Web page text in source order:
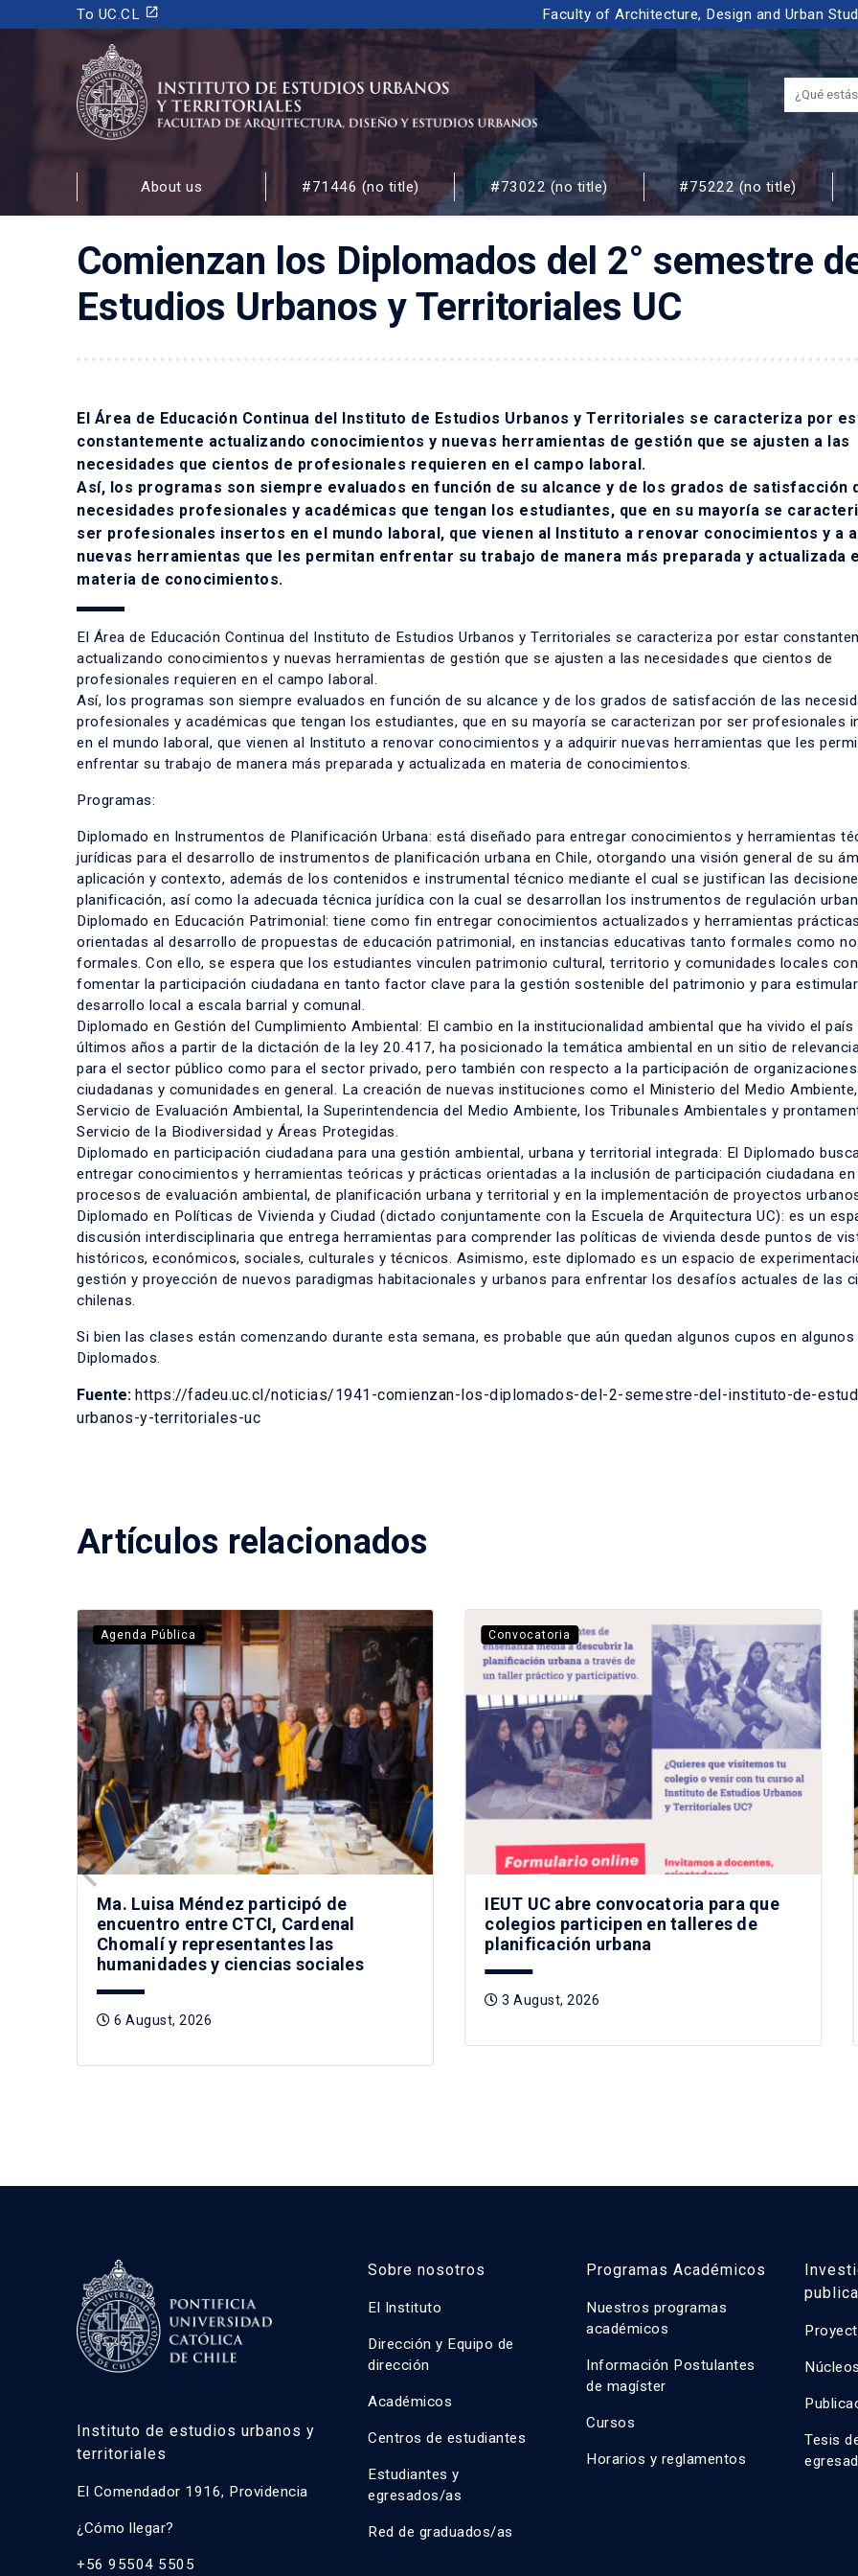
To UC.CL launch Faculty of Architecture, Design and Urban
INSTITUTO DE ESTUDIOS URBANOS
Y TERRITORIALES
FACULTAD DE ARQUITECTURA, DISEÑO Y ESTUDIOS URBANOS
About us #71446 (no title) #73022 (no title) #75222 (no title)
Comienzan los Diplomados del 2° semestre
Estudios Urbanos y Territoriales UC
El Área de Educación Continua del Instituto de Estudios Urbanos y Territoriales se caracteriza por
constantemente actualizando conocimientos y nuevas herramientas de gestión que se ajusten a las
necesidades que cientos de profesionales requieren en el campo laboral.
Así, los programas son siempre evaluados en función de su alcance y de los grados de satisfacción
necesidades profesionales y académicas que tengan los estudiantes, que en su mayoría se
ser profesionales insertos en el mundo laboral, que vienen al Instituto a renovar conocimientos y a
nuevas herramientas que les permitan enfrentar su trabajo de manera más preparada y actualizada
materia de conocimientos.
El Área de Educación Continua del Instituto de Estudios Urbanos y Territoriales se caracteriza por estar
actualizando conocimientos y nuevas herramientas de gestión que se ajusten a las necesidades que cientos de
profesionales requieren en el campo laboral.
Así, los programas son siempre evaluados en función de su alcance y de los grados de satisfacción de las
profesionales y académicas que tengan los estudiantes, que en su mayoría se caracterizan por ser profesionales
en el mundo laboral, que vienen al Instituto a renovar conocimientos y a adquirir nuevas herramientas que les
enfrentar su trabajo de manera más preparada y actualizada en materia de conocimientos.
Programas:
Diplomado en Instrumentos de Planificación Urbana: está diseñado para entregar conocimientos y herramientas
jurídicas para el desarrollo de instrumentos de planificación urbana en Chile, otorgando una visión general de su
aplicación y contexto, además de los contenidos e instrumental técnico mediante el cual se justifican las
planificación, así como la adecuada técnica jurídica con la cual se desarrollan los instrumentos de regulación
Diplomado en Educación Patrimonial: tiene como fin entregar conocimientos actualizados y herramientas prácticas
orientadas al desarrollo de propuestas de educación patrimonial, en instancias educativas tanto formales como no
formales. Con ello, se espera que los estudiantes vinculen patrimonio cultural, territorio y comunidades locales
fomentar la participación ciudadana en tanto factor clave para la gestión sostenible del patrimonio y para
desarrollo local a escala barrial y comunal.
Diplomado en Gestión del Cumplimiento Ambiental: El cambio en la institucionalidad ambiental que ha vivido el país
últimos años a partir de la dictación de la ley 20.417, ha posicionado la temática ambiental en un sitio de
para el sector público como para el sector privado, pero también con respecto a la participación de organizaciones
ciudadanas y comunidades en general. La creación de nuevas instituciones como el Ministerio del Medio
Servicio de Evaluación Ambiental, la Superintendencia del Medio Ambiente, los Tribunales Ambientales y
Servicio de la Biodiversidad y Áreas Protegidas.
Diplomado en participación ciudadana para una gestión ambiental, urbana y territorial integrada: El Diplomado
entregar conocimientos y herramientas teóricas y prácticas orientadas a la inclusión de participación ciudadana
procesos de evaluación ambiental, de planificación urbana y territorial y en la implementación de proyectos
Diplomado en Políticas de Vivienda y Ciudad (dictado conjuntamente con la Escuela de Arquitectura UC): es un
discusión interdisciplinaria que entrega herramientas para comprender las políticas de vivienda desde puntos de
históricos, económicos, sociales, culturales y técnicos. Asimismo, este diplomado es un espacio de
gestión y proyección de nuevos paradigmas habitacionales y urbanos para enfrentar los desafíos actuales de las
chilenas.
Si bien las clases están comenzando durante esta semana, es probable que aún quedan algunos cupos en algunos
Diplomados.
Fuente: https://fadeu.uc.cl/noticias/1941-comienzan-los-diplomados-del-2-semestre-del-instituto-de-
urbanos-y-territoriales-uc
Artículos relacionados
Agenda Pública
Ma. Luisa Méndez participó de
encuentro entre CTCI, Cardenal
Chomalí y representantes las
humanidades y ciencias sociales
6 August, 2026
Convocatoria
IEUT UC abre convocatoria para que
colegios participen en talleres de
planificación urbana
3 August, 2026
Instituto de estudios urbanos y
territoriales
El Comendador 1916, Providencia
¿Cómo llegar?
+56 95504 5505
Sobre nosotros
El Instituto
Dirección y Equipo de
dirección
Académicos
Centros de estudiantes
Estudiantes y
egresados/as
Red de graduados/as
Programas Académicos
Nuestros programas
académicos
Información Postulantes
de magíster
Cursos
Horarios y reglamentos
Tesis